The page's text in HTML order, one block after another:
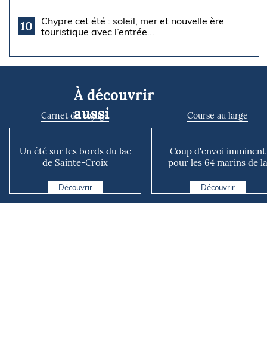
10
Chypre cet été : soleil, mer et nouvelle ère
touristique avec l’entrée...
À découvrir
aussi
Carnet de voyage
Un été sur les bords du lac
de Sainte-Croix
Découvrir
Course au large
Coup d'envoi imminent
pour les 64 marins de la
Découvrir